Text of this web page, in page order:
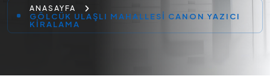
ANASAYFA
GÖLCÜK ULAŞLI MAHALLESI CANON YAZICI
KIRALAMA